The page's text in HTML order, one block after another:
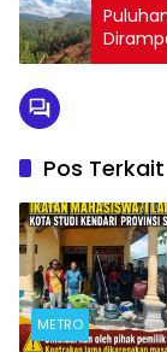
Pos Terkait
METRO